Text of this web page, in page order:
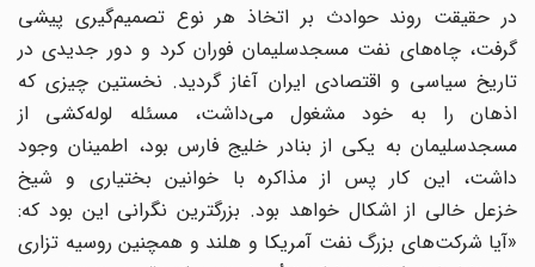
در حقیقت روند حوادث بر اتخاذ هر نوع تصمیم‌گیری پیشی
گرفت، چاه‌های نفت مسجدسلیمان فوران کرد و دور جدیدی در
تاریخ سیاسی و اقتصادی ایران آغاز گردید. نخستین چیزی که
اذهان را به خود مشغول می‌داشت، مسئله لوله‌کشی از
مسجدسلیمان به یکی از بنادر خلیج فارس بود، اطمینان وجود
داشت، این کار پس از مذاکره با خوانین بختیاری و شیخ
‌خزعل خالی از اشکال خواهد بود. بزرگترین نگرانی این بود که:
«آیا شرکت‌های بزرگ نفت آمریکا و هلند و همچنین روسیه تزاری